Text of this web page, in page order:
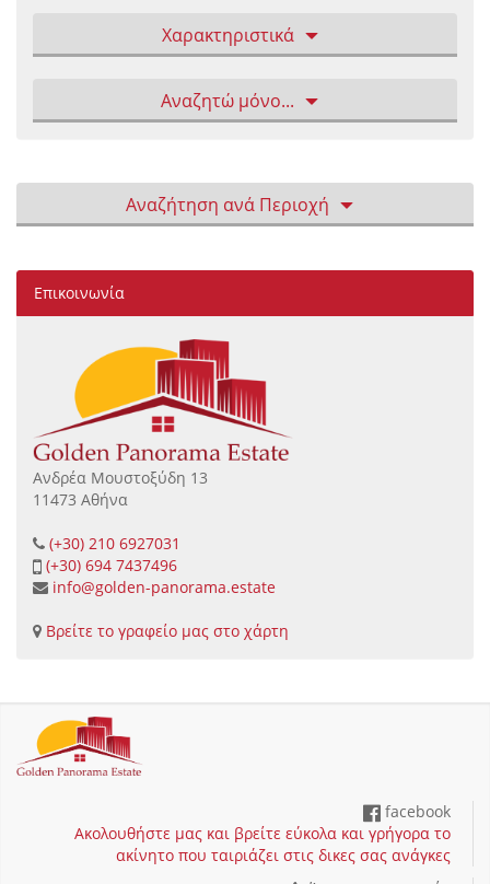
Χαρακτηριστικά
Αναζητώ μόνο...
Αναζήτηση ανά Περιοχή
Επικοινωνία
Ανδρέα Μουστοξύδη 13
11473 Αθήνα
(+30) 210 6927031
(+30) 694 7437496
info@golden-panorama.estate
Βρείτε το γραφείο μας στο χάρτη
facebook
Ακολουθήστε μας και βρείτε εύκολα και γρήγορα το
ακίνητο που ταιριάζει στις δικες σας ανάγκες